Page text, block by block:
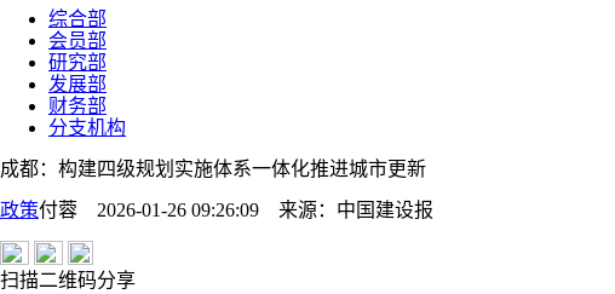
综合部
会员部
研究部
发展部
财务部
分支机构
成都：构建四级规划实施体系一体化推进城市更新
政策付蓉 2026-01-26 09:26:09 来源： 中国建设报
扫描二维码分享